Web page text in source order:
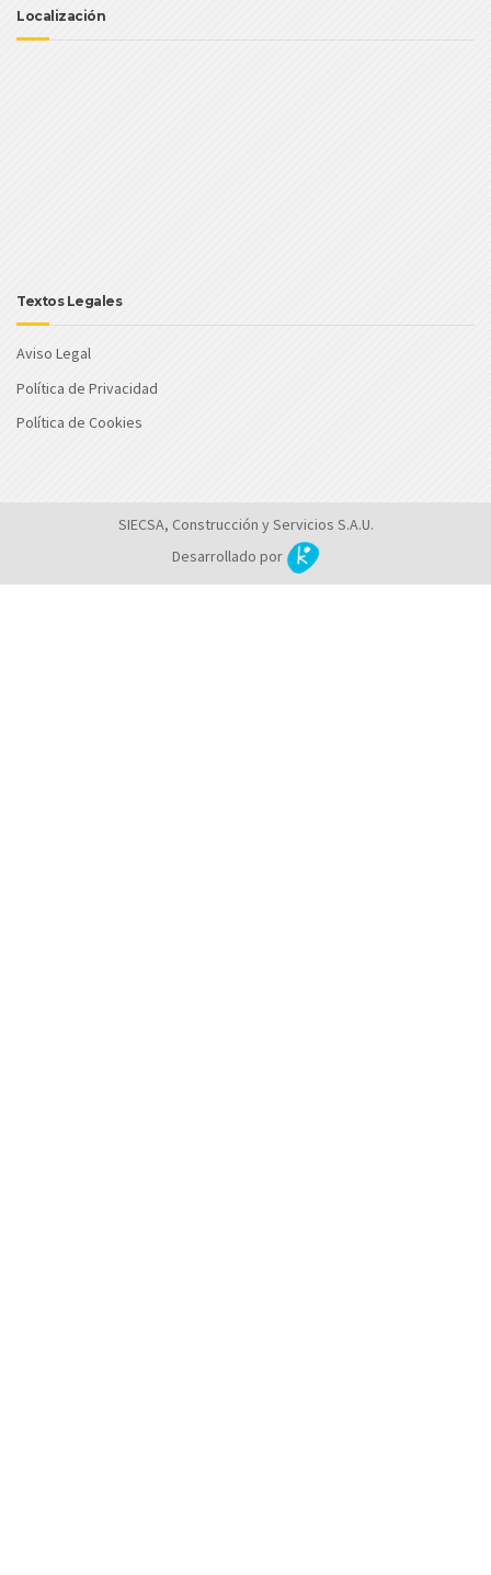
Localización
Textos Legales
Aviso Legal
Política de Privacidad
Política de Cookies
SIECSA, Construcción y Servicios S.A.U.
Desarrollado por